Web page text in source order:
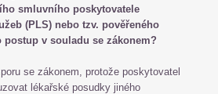
smluvního poskytovatele
(PLS) nebo tzv. pověřeného
postup v souladu se zákonem?
se zákonem, protože poskytovatel
lékařské posudky jiného